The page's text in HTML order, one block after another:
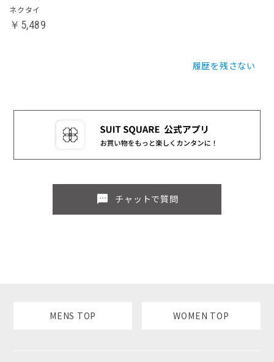
ネクタイ
￥5,489
履歴を残さない
sms チャットで質問
MENS TOP WOMEN TOP